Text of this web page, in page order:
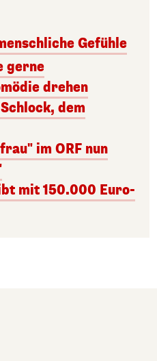
Gefühle
gerne
drehen
dem
im ORF nun
mit 150.000 Euro-